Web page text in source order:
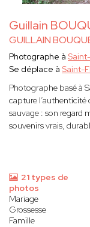
Guillain
GUILLAIN
Photographe à
Se déplace à Saint-
Photographe basé à
capture l’authenticité
sauvage : son regard
souvenirs vrais,
21 types de
photos
Mariage
Grossesse
Famille